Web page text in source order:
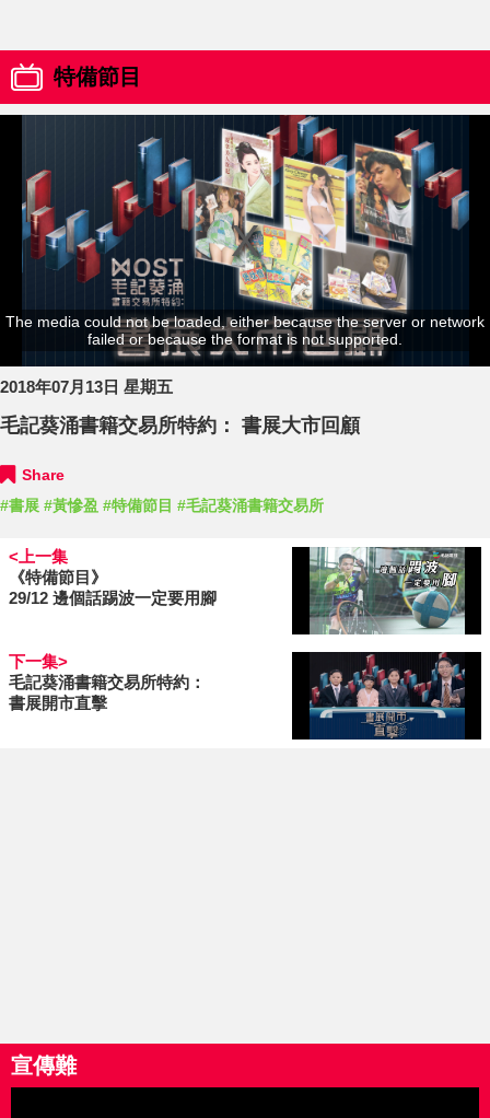
特備節目
The media could not be loaded, either because the server or network
failed or because the format is not supported.
2018年07月13日 星期五
毛記葵涌書籍交易所特約： 書展大市回顧
Share
#書展 #黃慘盈 #特備節目 #毛記葵涌書籍交易所
<上一集
《特備節目》
29/12 邊個話踢波一定要用腳
下一集>
毛記葵涌書籍交易所特約：
書展開市直擊
宣傳難